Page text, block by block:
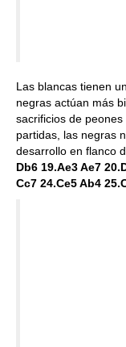
Las blancas tienen
negras actúan más
sacrificios de
partidas, las negras
desarrollo en flanco
Db6 19.Ae3 Ae7
Cc7 24.Ce5 Ab4